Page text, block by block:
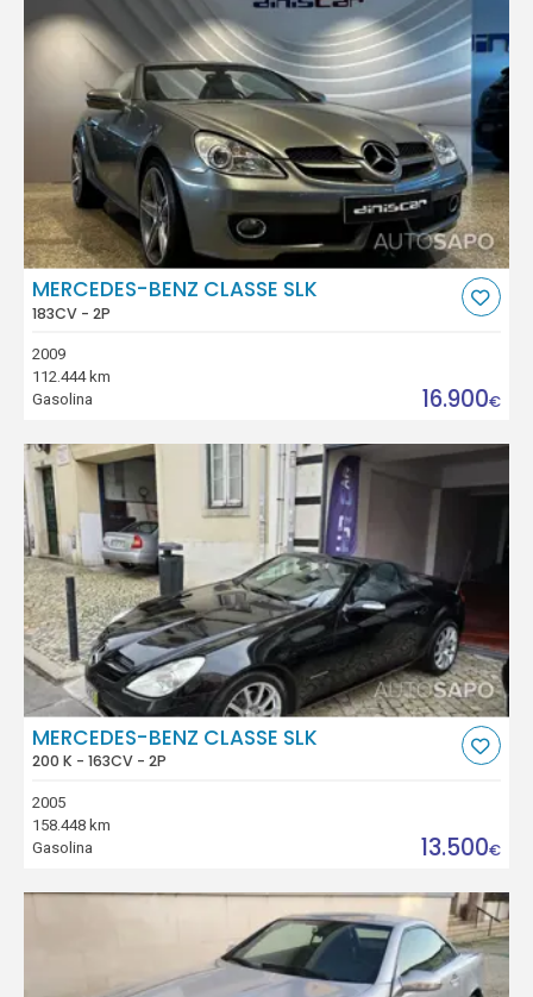
MERCEDES-BENZ CLASSE SLK
183CV - 2P
2009
112.444 km
Gasolina
16.900€
MERCEDES-BENZ CLASSE SLK
200 K - 163CV - 2P
2005
158.448 km
Gasolina
13.500€